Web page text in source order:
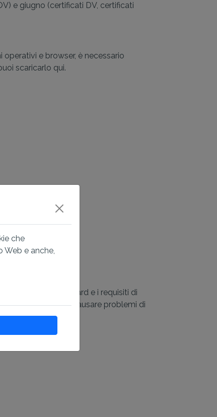
e giugno (certificati DV, certificati
e browser, è necessario
scaricarlo qui.
con gli standard e i requisiti di
il che può causare problemi di
che
e anche,